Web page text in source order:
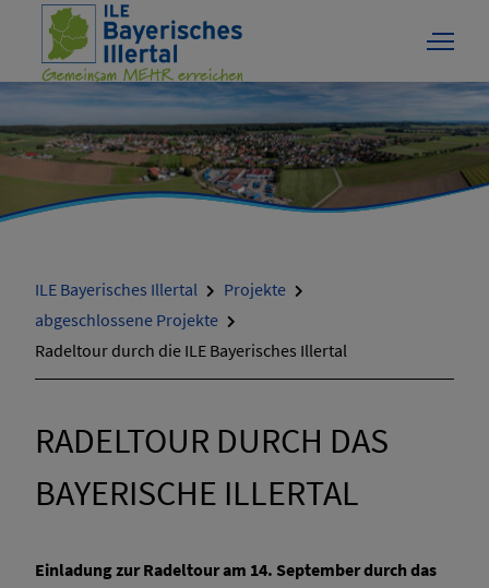
aktuelle Projekte
abgeschlossene Projekte
ILE Bayerisches Illertal
Projekte
abgeschlossene Projekte
Radeltour durch die ILE Bayerisches Illertal
RADELTOUR DURCH DAS
BAYERISCHE ILLERTAL
Einladung zur Radeltour am 14. September durch das